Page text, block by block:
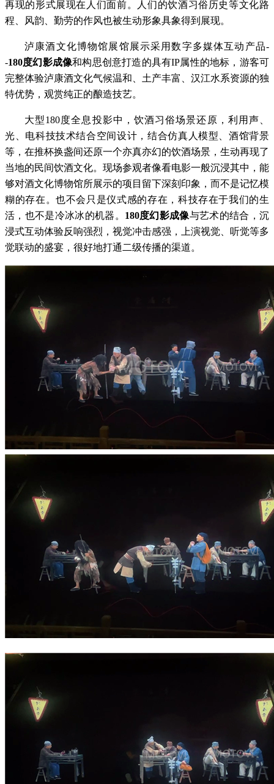
再现的形式展现在人们面前。人们的饮酒习俗历史等文化路
程、风韵、勤劳的作风也被生动形象具象得到展现。
泸康酒文化博物馆展馆展示采用数字多媒体互动产品-
-180度幻影成像和构思创意打造的具有IP属性的地标，游客可
完整体验泸康酒文化气候温和、土产丰富、汉江水系资源的独
特优势，观赏纯正的酿造技艺。
大型180度全息投影中，饮酒习俗场景还原，利用声、
光、电科技技术结合空间设计，结合仿真人模型、酒馆背景
等，在推杯换盏间还原一个亦真亦幻的饮酒场景，生动再现了
当地的民间饮酒文化。现场参观者像看电影一般沉浸其中，能
够对酒文化博物馆所展示的项目留下深刻印象，而不是记忆模
糊的存在。也不会只是仪式感的存在，科技存在于我们的生
活，也不是冷冰冰的机器。 180度幻影成像与艺术的结合，沉
浸式互动体验反响强烈，视觉冲击感强，上演视觉、听觉等多
觉联动的盛宴，很好地打通二级传播的渠道。